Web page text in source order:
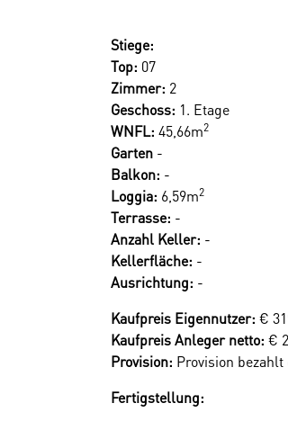
Sparen Sie 3,6% |
Ihr Vorteil beim Erwerb
- Provisionsfrei! Alle
Wir weisen darauf hin,
Der Vermittler ist als
Stiege:
Top: 07
Zimmer: 2
Geschoss: 1. Etage
WNFL: 45,66m2
Garten -
Balkon: -
Loggia: 6,59m2
Terrasse: -
Anzahl Keller: -
Kellerfläche: -
Ausrichtung: -
Kaufpreis Eigennutzer: €
Kaufpreis Anleger netto: €
Provision: Provision
Fertigstellung: